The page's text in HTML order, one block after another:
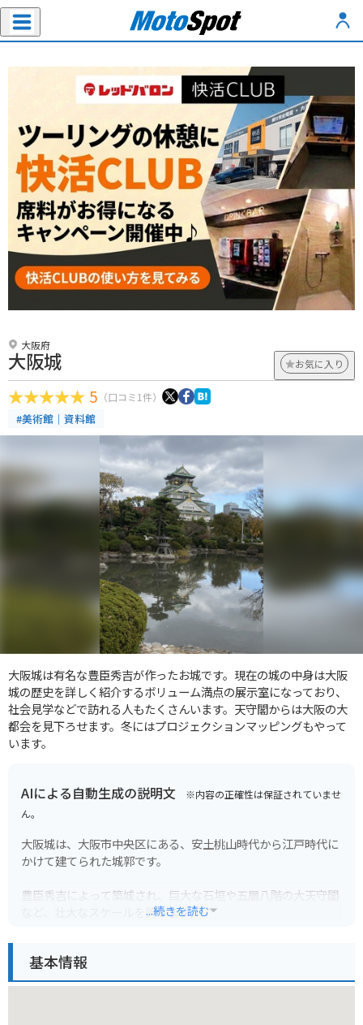
大阪府
大阪城 お気に入り
5 （口コミ1件）
#美術館｜資料館
大阪城は有名な豊臣秀吉が作ったお城です。現在の城の中身は大阪
城の歴史を詳しく紹介するボリューム満点の展示室になっており、
社会見学などで訪れる人もたくさんいます。天守閣からは大阪の大
都会を見下ろせます。冬にはプロジェクションマッピングもやって
います。
AIによる自動生成の説明文 ※内容の正確性は保証されていませ
ん。
大阪城は、大阪市中央区にある、安土桃山時代から江戸時代に
かけて建てられた城郭です。
豊臣秀吉によって築城され、巨大な石垣や五層八階の大天守閣
など、壮大なスケールを誇ります。
ます。
...続きを読む
基本情報